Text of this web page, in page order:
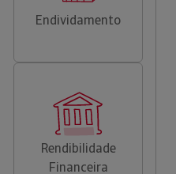
Endividamento
Rendibilidade
Financeira